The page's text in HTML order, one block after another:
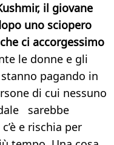
il giovane
uno sciopero
ci accorgessimo
le donne e gli
pagando in
di cui nessuno
sarebbe
e rischia per